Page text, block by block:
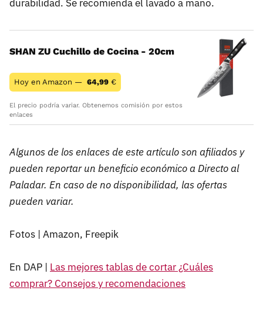
durabilidad. Se recomienda el lavado a mano.
SHAN ZU Cuchillo de Cocina - 20cm
Hoy en Amazon — 64,99 €
El precio podría variar. Obtenemos comisión por estos
enlaces
Algunos de los enlaces de este artículo son afiliados y
pueden reportar un beneficio económico a Directo al
Paladar. En caso de no disponibilidad, las ofertas
pueden variar.
Fotos | Amazon, Freepik
En DAP | Las mejores tablas de cortar ¿Cuáles
comprar? Consejos y recomendaciones